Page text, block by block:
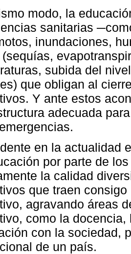
modo, la
sanitarias
inundaciones,
subida del
que obligan al
Y ante estos
adecuada
en la actualidad
por parte de
la calidad
que traen
agravando áreas
como la
con la sociedad,
de un país.